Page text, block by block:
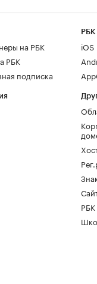
на РБК
РБК
подписка
РБК
iOS